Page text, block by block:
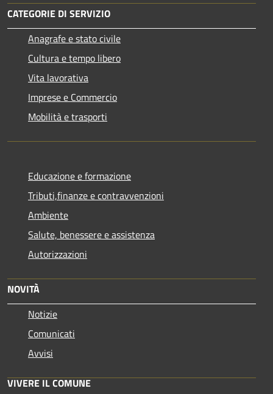
CATEGORIE DI SERVIZIO
Anagrafe e stato civile
Cultura e tempo libero
Vita lavorativa
Imprese e Commercio
Mobilità e trasporti
Educazione e formazione
Tributi,finanze e contravvenzioni
Ambiente
Salute, benessere e assistenza
Autorizzazioni
NOVITÀ
Notizie
Comunicati
Avvisi
VIVERE IL COMUNE